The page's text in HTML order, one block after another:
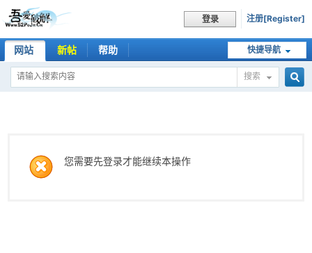
登录 注册[Register]
快捷导航
网站 新帖 帮助
搜索
您需要先登录才能继续本操作